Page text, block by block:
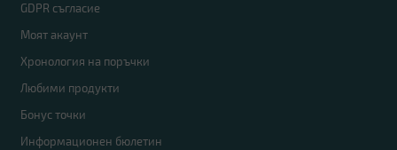
GDPR съгласие
Моят акаунт
Хронология на поръчки
Любими продукти
Бонус точки
Информационен бюлетин